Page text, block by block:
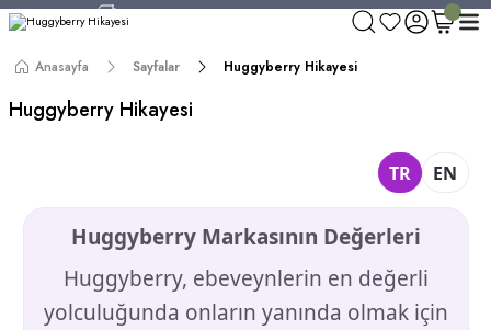
750 TL ve Üzeri Alışverişlerde Kargo Bedava!
Worldwide Shipping!
Anasayfa Sayfalar Huggyberry Hikayesi
Huggyberry Hikayesi
TR EN
Huggyberry Değerler
Huggyberry Markasının Değerleri
Huggyberry, ebeveynlerin en değerli
yolculuğunda onların yanında olmak için